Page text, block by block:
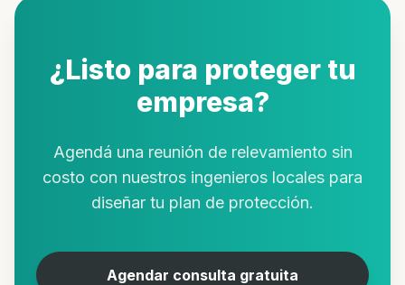
¿Listo para proteger tu
empresa?
Agendá una reunión de relevamiento sin
costo con nuestros ingenieros locales para
diseñar tu plan de protección.
Agendar consulta gratuita